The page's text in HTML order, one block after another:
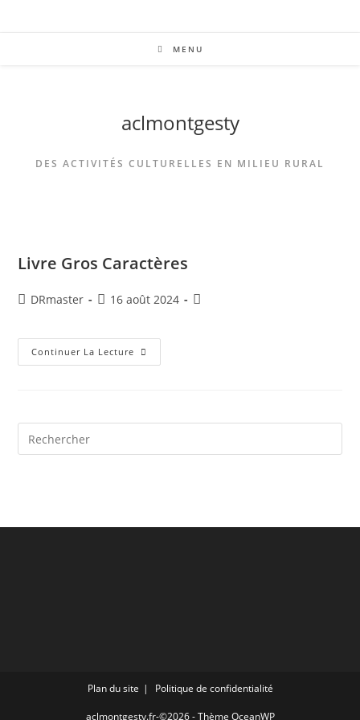
MENU
aclmontgesty
DES ACTIVITÉS CULTURELLES EN MILIEU RURAL
Livre Gros Caractères
DRmaster 16 août 2024
Continuer La Lecture
Plan du site Politique de confidentialité
aclmontgesty.fr-©2026 - Thème OceanWP